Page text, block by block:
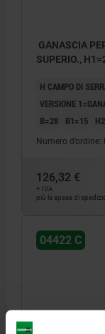
GANASCIA
SUPERIO.,
H CAMPO DI
VERSIONE
B=28
B1=15
Numero d’ordine:
126,32 €
+ IVA
più le spese di
04422 C